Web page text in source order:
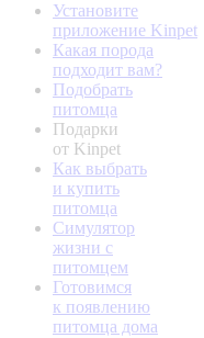
Установите
приложение Kinpet
Какая порода
подходит вам?
Подобрать
питомца
Подарки
от Kinpet
Как выбрать
и купить
питомца
Симулятор
жизни с
питомцем
Готовимся
к появлению
питомца дома